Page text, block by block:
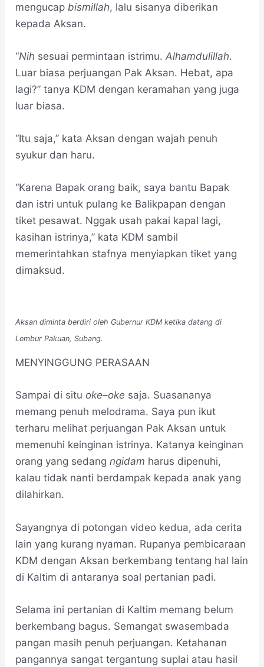
mengucap bismillah, lalu sisanya diberikan
kepada Aksan.
“Nih sesuai permintaan istrimu.Alhamdulillah.
Luar biasa perjuangan Pak Aksan. Hebat, apa
lagi?” tanya KDM dengan keramahan yang juga
luar biasa.
“Itu saja,” kata Aksan dengan wajah penuh
syukur dan haru.
“Karena Bapak orang baik, saya bantu Bapak
dan istri untuk pulang ke Balikpapan dengan
tiket pesawat. Nggak usah pakai kapal lagi,
kasihan istrinya,” kata KDM sambil
memerintahkan stafnya menyiapkan tiket yang
dimaksud.
Aksan diminta berdiri oleh Gubernur KDM ketika datang di
Lembur Pakuan, Subang.
MENYINGGUNG PERASAAN
Sampai di situoke–oke saja. Suasananya
memang penuh melodrama. Saya pun ikut
terharu melihat perjuangan Pak Aksan untuk
memenuhi keinginan istrinya. Katanya keinginan
orang yang sedangngidam harus dipenuhi,
kalau tidak nanti berdampak kepada anak yang
dilahirkan.
Sayangnya di potongan video kedua, ada cerita
lain yang kurang nyaman. Rupanya pembicaraan
KDM dengan Aksan berkembang tentang hal lain
di Kaltim di antaranya soal pertanian padi.
Selama ini pertanian di Kaltim memang belum
berkembang bagus. Semangat swasembada
pangan masih penuh perjuangan. Ketahanan
pangannya sangat tergantung suplai atau hasil